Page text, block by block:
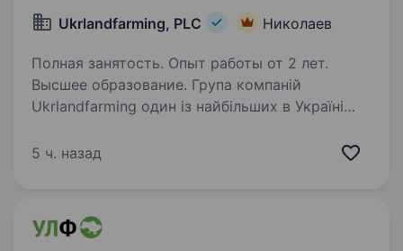
Ukrlandfarming, PLC Николаев
Полная занятость. Опыт работы от 2 лет.
Высшее образование. Група компаній
Ukrlandfarming один із найбільших в Україні
лідером в більшості напрямків агробізнесу.
5 ч. назад